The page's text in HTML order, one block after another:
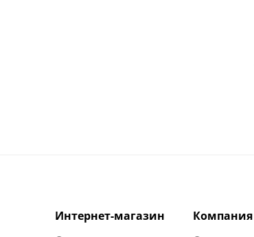
Интернет-магазин
Компания